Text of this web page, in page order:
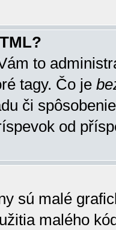
to
tagy. Čo je
či
od
sú malé
malého